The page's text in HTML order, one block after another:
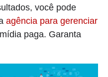
você pode
agência para gerenciar
paga. Garanta